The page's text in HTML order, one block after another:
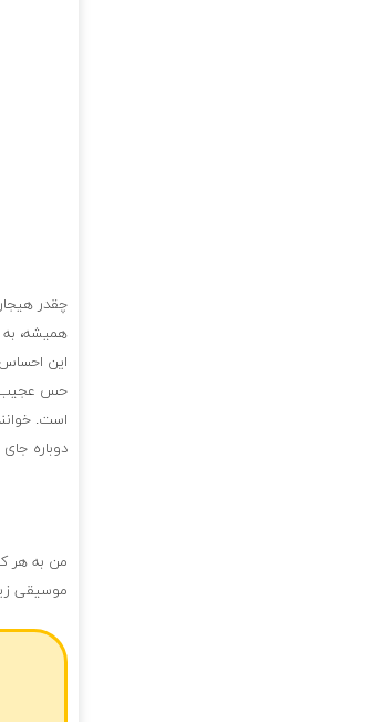
چقدر
همیشه، به
این
حس عجیب
است.
دوباره
من به هر
موسیقی